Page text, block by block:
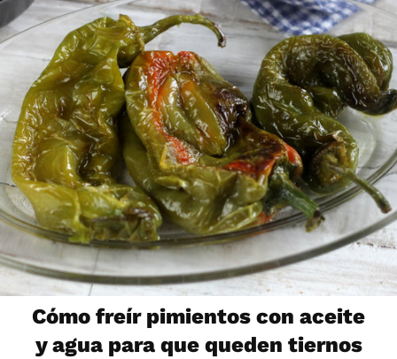
Cómo freír pimientos con aceite
y agua para que queden tiernos